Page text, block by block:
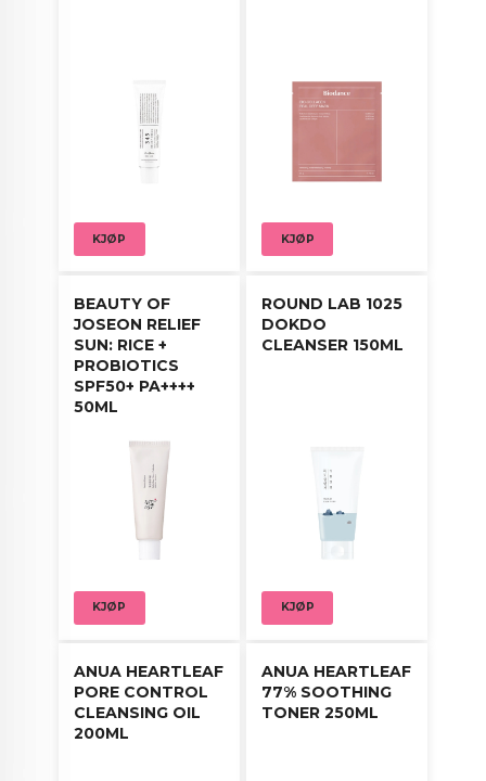
KJØP KJØP
BEAUTY OF
JOSEON RELIEF
SUN: RICE +
PROBIOTICS
SPF50+ PA++++
50ML
KJØP
ROUND LAB 1025
DOKDO
CLEANSER 150ML
KJØP
ANUA HEARTLEAF
PORE CONTROL
CLEANSING OIL
200ML
ANUA HEARTLEAF
77% SOOTHING
TONER 250ML